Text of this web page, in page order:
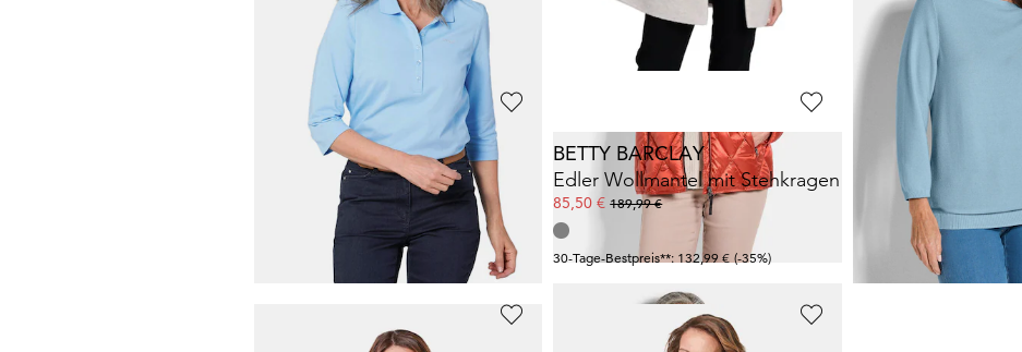
+ 1
30-Tage-Bestpreis**: 119,95 € (-16%) 30-Tage-Bestpreis**: 119,95 €
GOLDNER
Jersey-Shirt im Minimalprint
59,95 €
30-Tage-Bestpreis**: 19,95 €
BETTY BARCLAY
Edler Wollmantel mit Stehkragen
85,50 €189,99 €
30-Tage-Bestpreis**: 132,99 € (-35%)
GOLDNER
39,95 €59,95 €
30-Tage-Bestpreis**: 49,95 €